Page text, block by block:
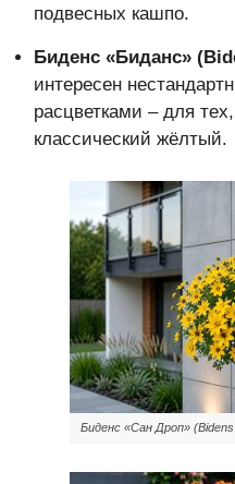
подвесных кашпо.
Биденс «Биданс»
интересен
расцветками – для
классический жёлтый.
Биденс «Сан Дроп» (Bidens